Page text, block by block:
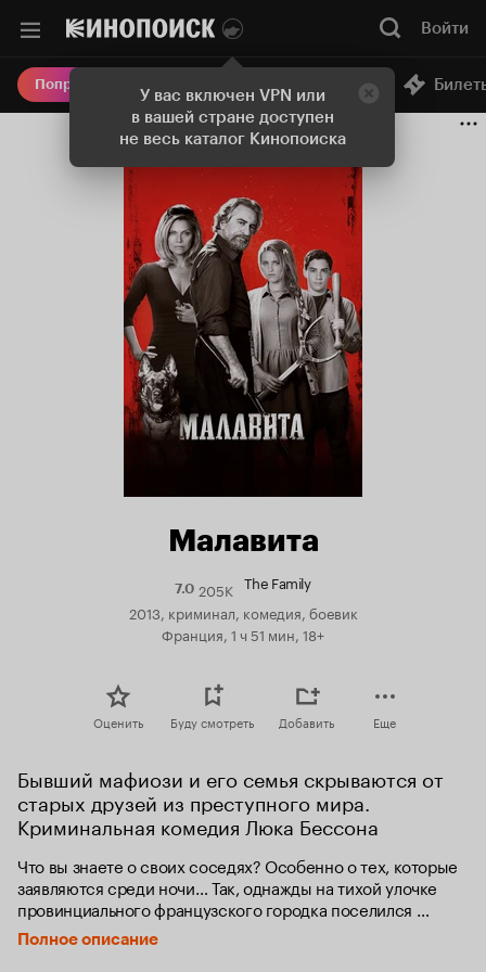
У вас включен VPN или
в вашей стране доступен
не весь каталог Кинопоиска
Войти
Попробовать Плюс Онлайн-кинотеатр
Малавита
7.0Рейтинг
205K The Family
2013, криминал, комедия, боевик
Франция, 1 ч 51 мин, 18+
Оценить Буду смотреть Добавить Еще
Бывший мафиози и его семья скрываются от
старых друзей из преступного мира.
Криминальная комедия Люка Бессона
Что вы знаете о своих соседях? Особенно о тех, которые
заявляются среди ночи… Так, однажды на тихой улочке
провинциального французского городка поселился
писатель по фамилии Блейк, со своим семейством и
собакой Малавитой. На этом многовековое спокойствие
Полное описание